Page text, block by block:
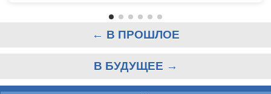
← В ПРОШЛОЕ
В БУДУЩЕЕ →